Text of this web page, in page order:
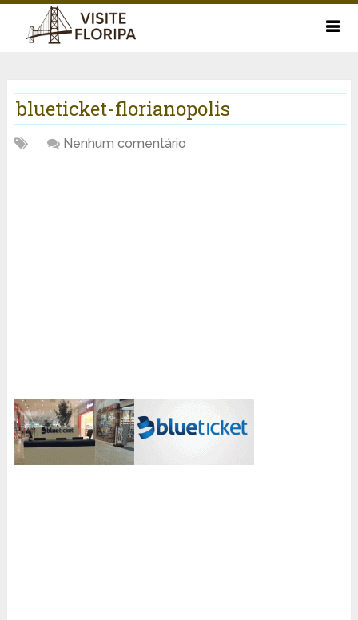
blueticket-florianopolis
Nenhum comentário